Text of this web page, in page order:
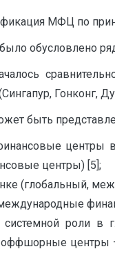
МФЦ по
обусловлено
Гонконг,
быть
центры) [5];
(глобальный,
роли в
центры —